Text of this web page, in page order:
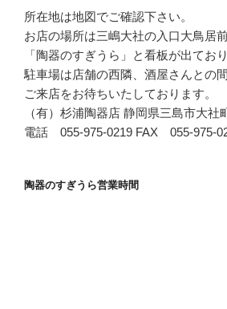
所在地は地図でご確認下さい。
お店の場所は三嶋大社の入口大鳥居前
「陶器のすぎうら」と看板が出ており
駐車場は店舗の西隣、酒屋さんとの間
ご来店をお待ちいたしております。
（有）杉浦陶器店 静岡県三島市大社
電話 055-975-0219 FAX 055-975-
陶器のすぎうら営業時間